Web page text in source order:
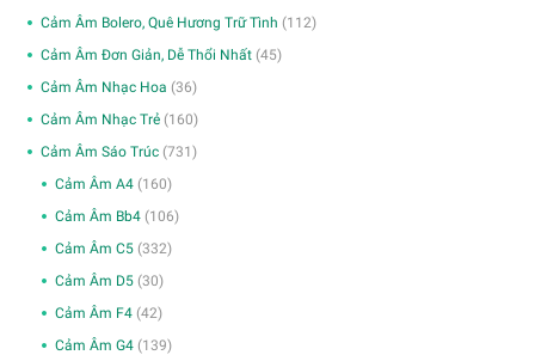
Cảm Âm Bolero, Quê Hương Trữ Tình (112)
Cảm Âm Đơn Giản, Dễ Thổi Nhất (45)
Cảm Âm Nhạc Hoa (36)
Cảm Âm Nhạc Trẻ (160)
Cảm Âm Sáo Trúc (731)
Cảm Âm A4 (160)
Cảm Âm Bb4 (106)
Cảm Âm C5 (332)
Cảm Âm D5 (30)
Cảm Âm F4 (42)
Cảm Âm G4 (139)